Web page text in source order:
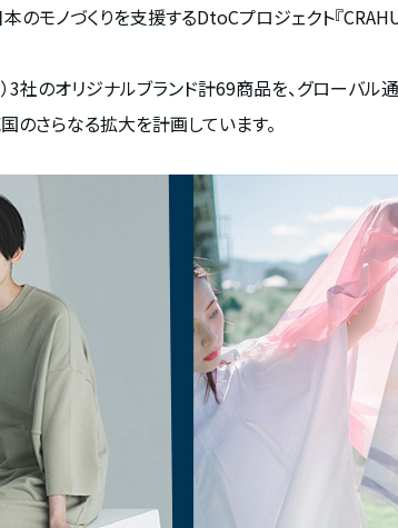
ノづくりを支援するDtoCプロジェクト『CRAHUG
のオリジナルブランド計69商品を、グローバル通
のさらなる拡大を計画しています。